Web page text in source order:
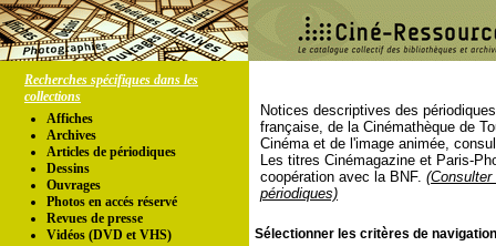
Recherches spécifiques dans les
collections
Affiches
Archives
Articles de périodiques
Dessins
Ouvrages
Photos en accés réservé
Revues de presse
Vidéos (DVD et VHS)
Notices descriptives des
française, de la Cinémathèque de
Cinéma et de l'image animée,
Les titres Cinémagazine et Paris-
coopération avec la BNF.
périodiques)
Sélectionner les critères de